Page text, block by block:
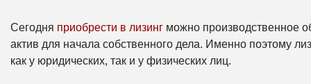
Сегодня приобрести в лизинг можно производственное
актив для начала собственного дела. Именно поэтому
как у юридических, так и у физических лиц.